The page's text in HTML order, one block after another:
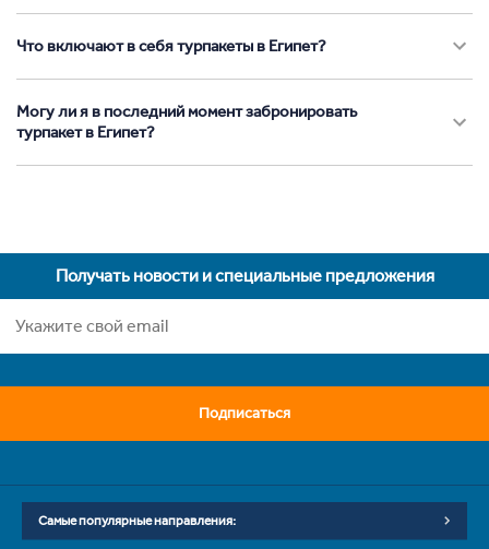
Что включают в себя турпакеты в Египет?
Могу ли я в последний момент забронировать
турпакет в Египет?
Получать новости и специальные предложения
Подписаться
Самые популярные направления: